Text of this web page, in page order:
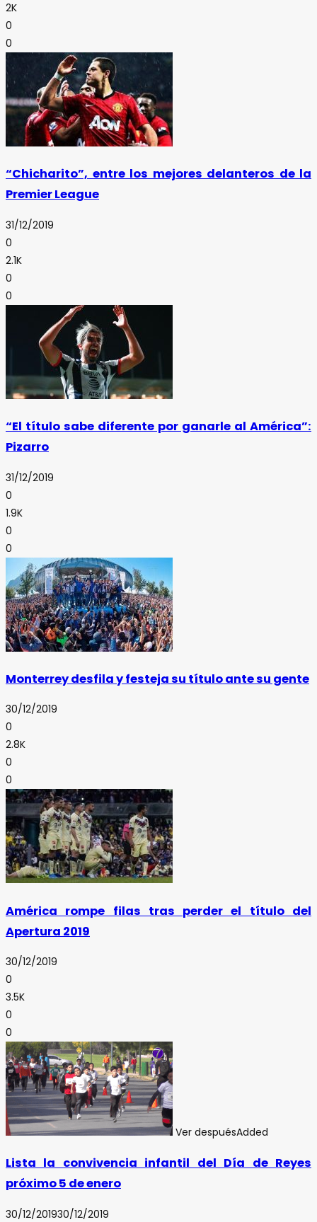
2K
0
0
“Chicharito”, entre los mejores delanteros de la
Premier League
31/12/2019
0
2.1K
0
0
“El título sabe diferente por ganarle al América”:
Pizarro
31/12/2019
0
1.9K
0
0
Monterrey desfila y festeja su título ante su gente
30/12/2019
0
2.8K
0
0
América rompe filas tras perder el título del
Apertura 2019
30/12/2019
0
3.5K
0
0
Ver despuésAdded
Lista la convivencia infantil del Día de Reyes
próximo 5 de enero
30/12/201930/12/2019